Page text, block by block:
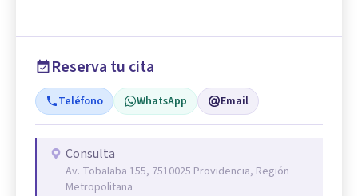
Reserva tu cita
Teléfono WhatsApp Email
Consulta
Av. Tobalaba 155, 7510025 Providencia, Región
Metropolitana